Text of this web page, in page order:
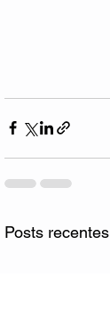
Posts recentes